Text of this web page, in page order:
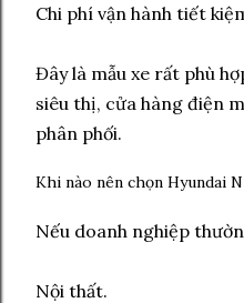
Chi phí vận hành tiết
Đây là mẫu xe rất phù
siêu thị, cửa hàng điện
phân phối.
Khi nào nên chọn Hyundai
Nếu doanh nghiệp
Nội thất.